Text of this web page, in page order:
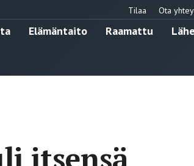
Tilaa Ota
Elämäntaito Raamattu
itsensä